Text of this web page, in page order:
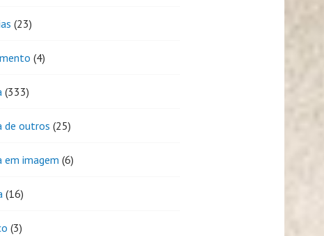
(23)
(4)
(333)
de outros (25)
em imagem (6)
(16)
(3)